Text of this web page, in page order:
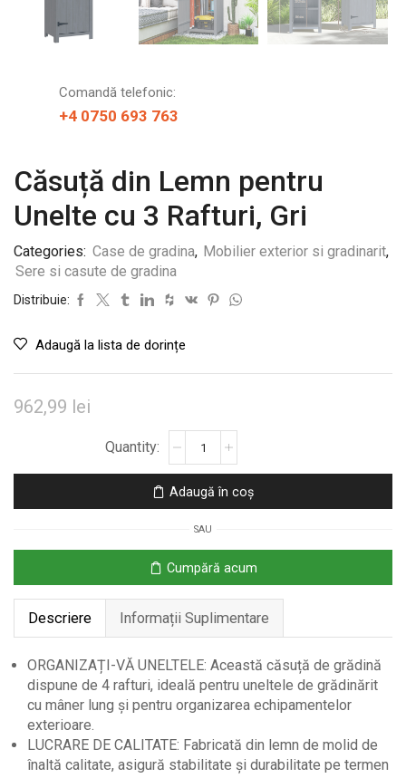
Comandă telefonic:
+4 0750 693 763
Căsuță din Lemn pentru
Unelte cu 3 Rafturi, Gri
Categories: Case de gradina, Mobilier exterior si gradinarit,
Sere si casute de gradina
Distribuie:
Adaugă la lista de dorințe
962,99 lei
din
Lemn
Unelte
cu
3
Rafturi,
Gri
Adaugă în coș
SAU
Cumpără acum
Descriere Informații Suplimentare
ORGANIZAȚI-VĂ UNELTELE: Această căsuță de grădină
dispune de 4 rafturi, ideală pentru uneltele de grădinărit
cu mâner lung și pentru organizarea echipamentelor
exterioare.
LUCRARE DE CALITATE: Fabricată din lemn de molid de
înaltă calitate, asigură stabilitate și durabilitate pe termen